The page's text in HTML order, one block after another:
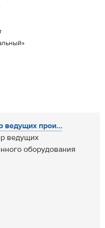
ведущих прои...
ведущих
оборудования